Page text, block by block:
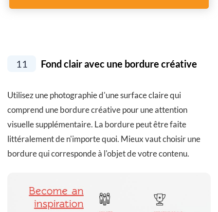
11 Fond clair avec une bordure créative
Utilisez une photographie d'une surface claire qui
comprend une bordure créative pour une attention
visuelle supplémentaire. La bordure peut être faite
littéralement de n'importe quoi. Mieux vaut choisir une
bordure qui corresponde à l'objet de votre contenu.